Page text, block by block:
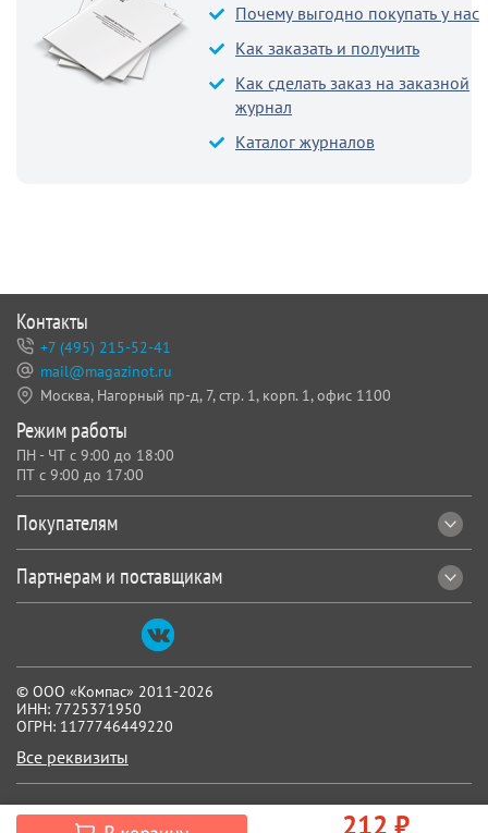
212 ₽
Почему выгодно покупать у нас
Как заказать и получить
Как сделать заказ на заказной
журнал
Каталог журналов
© ООО «Компас» 2011-2026
ИНН: 7725371950
ОГРН: 1177746449220
Все реквизиты
Покупателям
Партнерам и поставщикам
Контакты
+7 (495) 215-52-41
mail@magazinot.ru
Москва, Нагорный пр-д, 7, стр. 1, корп. 1, офис 1100
Режим работы
ПН - ЧТ с 9:00 до 18:00
ПТ с 9:00 до 17:00